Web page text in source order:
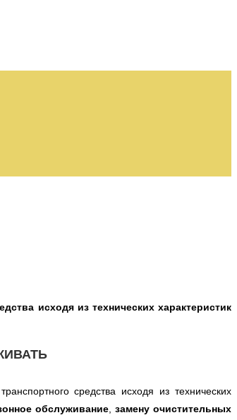
исходя из технических характеристик
средства исходя из технических
обслуживание,замену очистительных